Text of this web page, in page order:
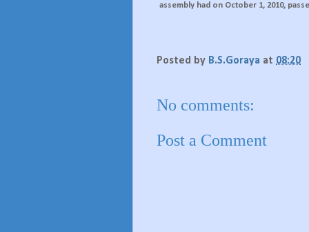
assembly had on October 1, 2010,
Posted by B.S.Goraya at 08:20
No comments:
Post a Comment